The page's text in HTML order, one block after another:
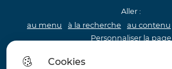
Cookies
Aller :
au menu
à la recherche au contenu
Personnaliser la page